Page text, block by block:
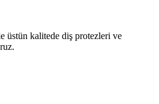
üstün kalitede diş protezleri ve